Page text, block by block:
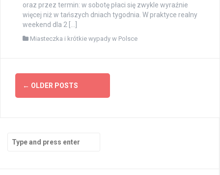
oraz przez termin: w sobotę płaci się zwykle wyraźnie
więcej niż w tańszych dniach tygodnia. W praktyce realny
weekend dla 2 […]
Miasteczka i krótkie wypady w Polsce
Posts
navigation
← OLDER POSTS
Search
for: